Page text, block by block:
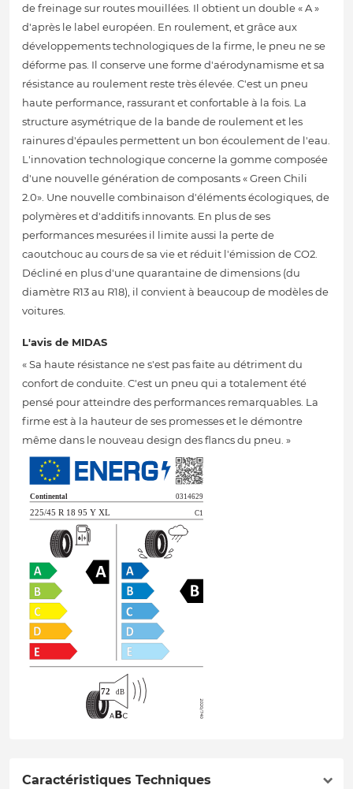
de freinage sur routes mouillées. Il obtient un double « A »
d'après le label européen. En roulement, et grâce aux
développements technologiques de la firme, le pneu ne se
déforme pas. Il conserve une forme d'aérodynamisme et sa
résistance au roulement reste très élevée. C'est un pneu
haute performance, rassurant et confortable à la fois. La
structure asymétrique de la bande de roulement et les
rainures d'épaules permettent un bon écoulement de l'eau.
L'innovation technologique concerne la gomme composée
d'une nouvelle génération de composants « Green Chili
2.0». Une nouvelle combinaison d'éléments écologiques, de
polymères et d'additifs innovants. En plus de ses
performances mesurées il limite aussi la perte de
caoutchouc au cours de sa vie et réduit l'émission de CO2.
Décliné en plus d'une quarantaine de dimensions (du
diamètre R13 au R18), il convient à beaucoup de modèles de
voitures.
L'avis de MIDAS
« Sa haute résistance ne s'est pas faite au détriment du
confort de conduite. C'est un pneu qui a totalement été
pensé pour atteindre des performances remarquables. La
firme est à la hauteur de ses promesses et le démontre
même dans le nouveau design des flancs du pneu. »
Caractéristiques Techniques